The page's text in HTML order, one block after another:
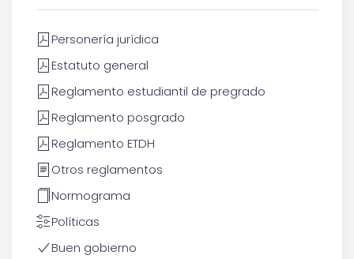
Personería jurídica
Estatuto general
Reglamento estudiantil de pregrado
Reglamento posgrado
Reglamento ETDH
Otros reglamentos
Normograma
Políticas
Buen gobierno